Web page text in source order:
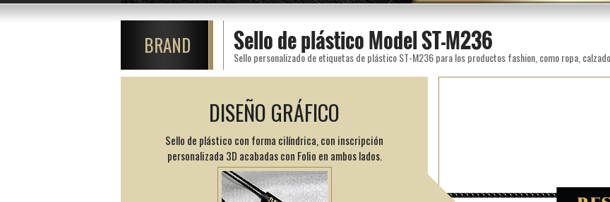
BRAND Sello de plástico Model ST-M236
DISEÑO GRÁFICO
Sello de plástico con forma cilíndrica, con inscripción
personalizada 3D acabadas con Folio en ambos lados.